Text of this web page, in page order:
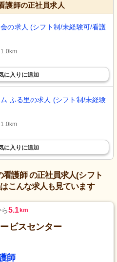
護師の正社員求人
の求人 (シフト制/未経験可/看護
に入り に追加
ふる里の求人 (シフト制/未経験
に入り に追加
護師 の正社員求人(シフト
こんな求人も見ています
ら5.1km
ビスセンター
師